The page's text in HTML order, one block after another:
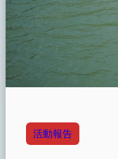
活動報告